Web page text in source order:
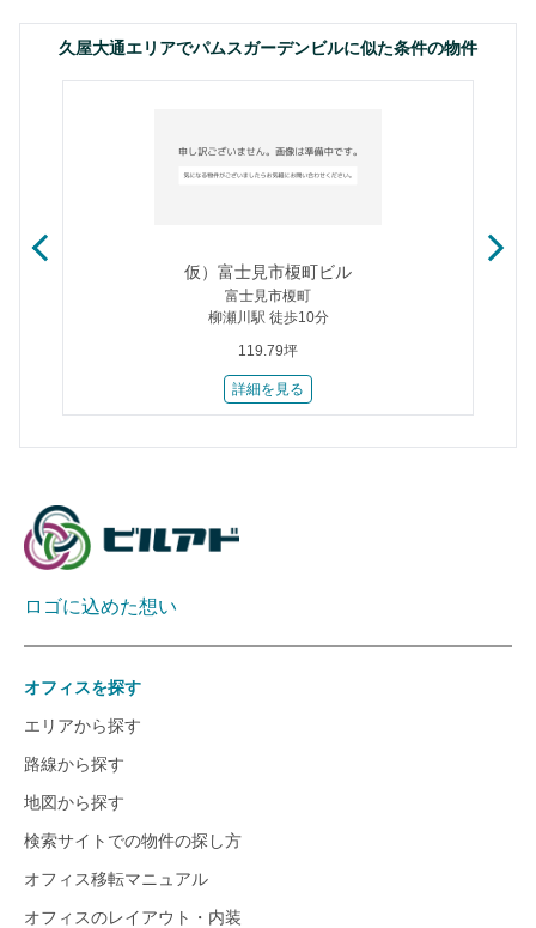
久屋大通エリアでパムスガーデンビルに似た条件の物件
仮）富士見市榎町ビル
富士見市榎町
柳瀬川駅 徒歩10分
119.79坪
詳細を見る
ロゴに込めた想い
オフィスを探す
エリアから探す
路線から探す
地図から探す
検索サイトでの物件の探し方
オフィス移転マニュアル
オフィスのレイアウト・内装